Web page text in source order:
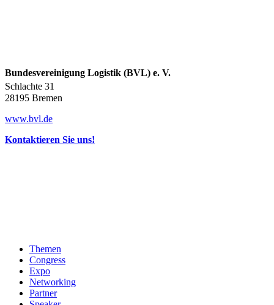
Bundesvereinigung Logistik (BVL) e. V.
Schlachte 31
28195 Bremen
www.bvl.de
Kontaktieren Sie uns!
Themen
Congress
Expo
Networking
Partner